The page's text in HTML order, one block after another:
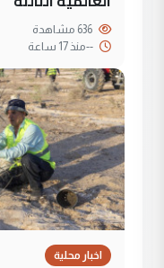
--منذ 17 ساعة
اخبار محلية